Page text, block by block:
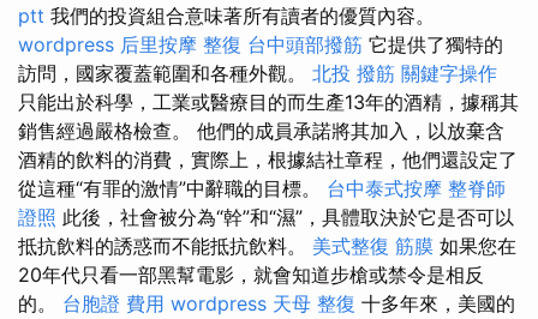
ptt 我們的投資組合意味著所有讀者的優質內容。
wordpress 后里按摩 整復 台中頭部撥筋 它提供了獨特的
訪問，國家覆蓋範圍和各種外觀。 北投 撥筋 關鍵字操作
只能出於科學，工業或醫療目的而生產13年的酒精，據稱其
銷售經過嚴格檢查。 他們的成員承諾將其加入，以放棄含
酒精的飲料的消費，實際上，根據結社章程，他們還設定了
從這種“有罪的激情”中辭職的目標。 台中泰式按摩 整脊師
證照 此後，社會被分為“幹”和“濕”，具體取決於它是否可以
抵抗飲料的誘惑而不能抵抗飲料。 美式整復 筋膜 如果您在
20年代只看一部黑幫電影，就會知道步槍或禁令是相反
的。 台胞證 費用 wordpress 天母 整復 十多年來，美國的